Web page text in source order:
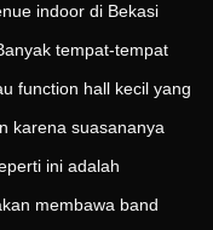
indoor di Bekasi
tempat-tempat
function hall kecil yang
karena suasananya
ini adalah
membawa band